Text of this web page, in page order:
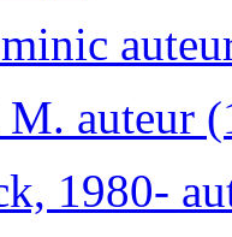
M. auteur
1980-